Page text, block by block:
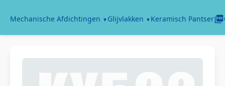
Mechanische Afdichtingen Glijvlakken Keramisch Pantser